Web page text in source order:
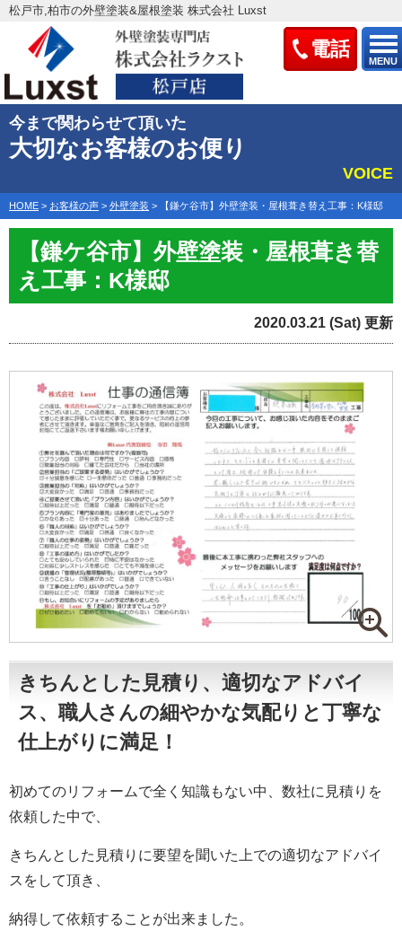
電話
MENU
松戸市,柏市の外壁塗装&屋根塗装 株式会社 Luxst
今まで関わらせて頂いた
大切なお客様のお便り
VOICE
HOME > お客様の声 > 外壁塗装 > 【鎌ケ谷市】外壁塗装・屋根葺き替え工事：K様邸
【鎌ケ谷市】外壁塗装・屋根葺き替
え工事：K様邸
2020.03.21 (Sat) 更新
きちんとした見積り、適切なアドバイ
ス、職人さんの細やかな気配りと丁寧な
仕上がりに満足！
初めてのリフォームで全く知識もない中、数社に見積りを
依頼した中で、
きちんとした見積りに要望を聞いた上での適切なアドバイ
スをして頂き、
納得して依頼することが出来ました。